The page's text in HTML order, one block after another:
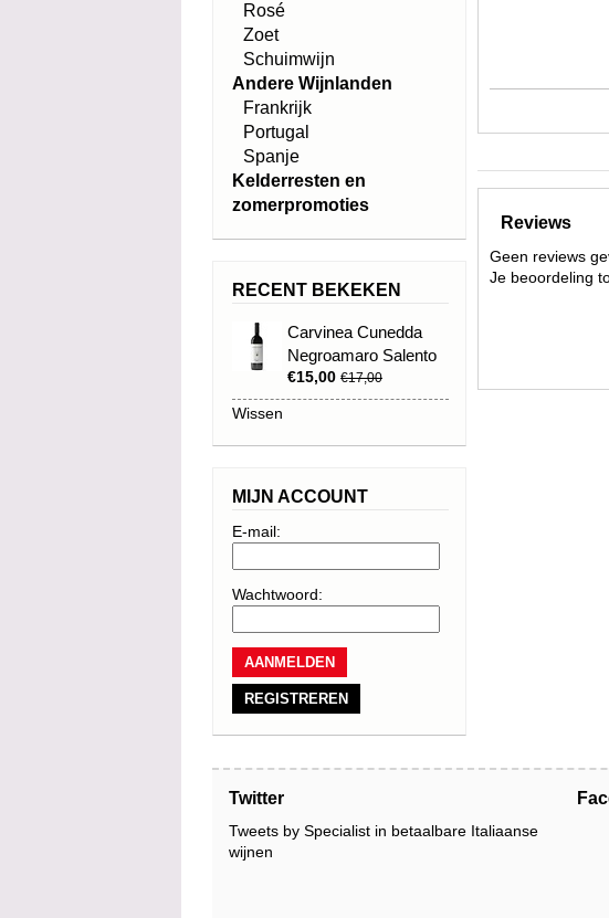
Reviews
Geen reviews
Je beoordeling
Rosé
Zoet
Schuimwijn
Andere Wijnlanden
Frankrijk
Portugal
Spanje
Kelderresten en
zomerpromoties
RECENT BEKEKEN
Carvinea Cunedda
Negroamaro Salento
Rosso IGP 2021
€15,00 €17,00
Wissen
MIJN ACCOUNT
E-mail:
Wachtwoord:
REGISTREREN
Twitter
Tweets by Specialist in betaalbare Italiaanse
wijnen